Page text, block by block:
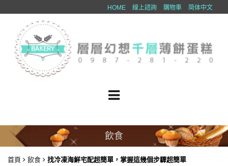
HOME 線上諮詢 購物車 简体中文
飲食
首頁 飲食 找冷凍海鮮宅配超簡單，掌握這幾個步驟超簡單